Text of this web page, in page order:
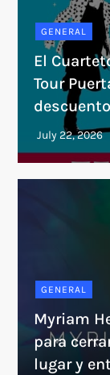
GENERAL
El
Tour
GENERAL
Myriam
para
lugar y